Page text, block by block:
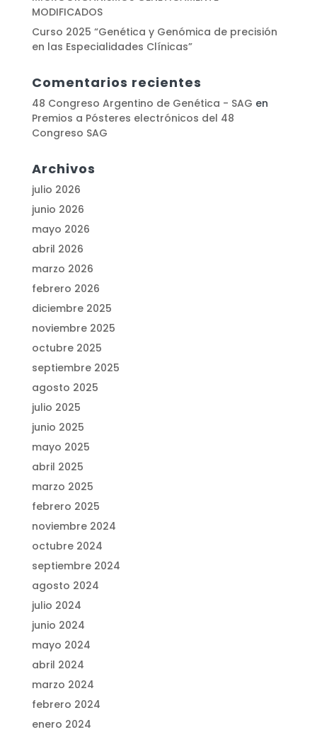
MODIFICADOS
Curso 2025 “Genética y Genómica de precisión
en las Especialidades Clínicas”
Comentarios recientes
48 Congreso Argentino de Genética - SAG en
Premios a Pósteres electrónicos del 48
Congreso SAG
Archivos
julio 2026
junio 2026
mayo 2026
abril 2026
marzo 2026
febrero 2026
diciembre 2025
noviembre 2025
octubre 2025
septiembre 2025
agosto 2025
julio 2025
junio 2025
mayo 2025
abril 2025
marzo 2025
febrero 2025
noviembre 2024
octubre 2024
septiembre 2024
agosto 2024
julio 2024
junio 2024
mayo 2024
abril 2024
marzo 2024
febrero 2024
enero 2024